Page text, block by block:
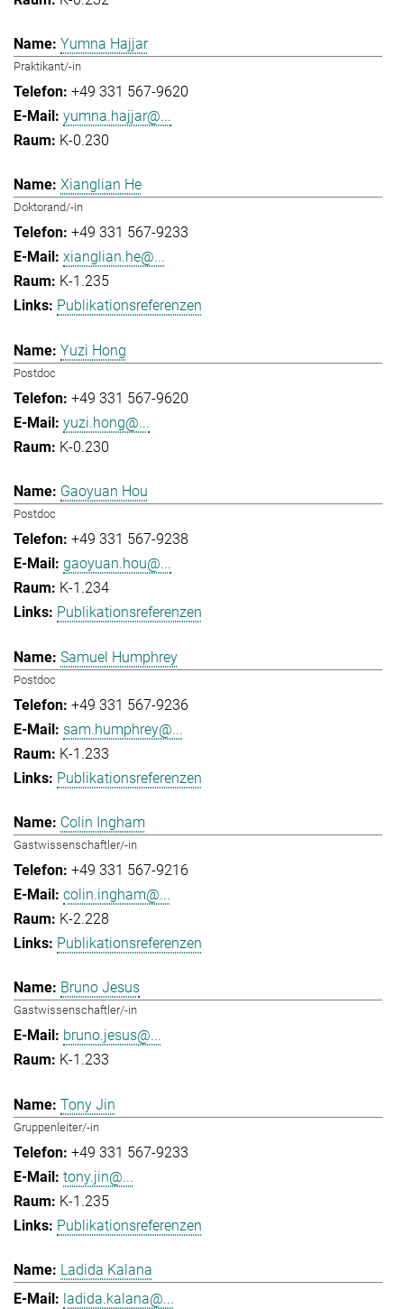
Yumna Hajjar
Praktikant/-in
+49 331 567-9620
yumna.hajjar@...
K-0.230
Xianglian He
Doktorand/-in
+49 331 567-9233
xianglian.he@...
K-1.235
Publikationsreferenzen
Yuzi Hong
Postdoc
+49 331 567-9620
yuzi.hong@...
K-0.230
Gaoyuan Hou
Postdoc
+49 331 567-9238
gaoyuan.hou@...
K-1.234
Publikationsreferenzen
Samuel Humphrey
Postdoc
+49 331 567-9236
sam.humphrey@...
K-1.233
Publikationsreferenzen
Colin Ingham
Gastwissenschaftler/-in
+49 331 567-9216
colin.ingham@...
K-2.228
Publikationsreferenzen
Bruno Jesus
Gastwissenschaftler/-in
bruno.jesus@...
K-1.233
Tony Jin
Gruppenleiter/-in
+49 331 567-9233
tony.jin@...
K-1.235
Publikationsreferenzen
Ladida Kalana
ladida.kalana@...